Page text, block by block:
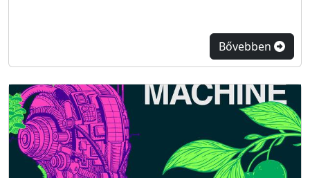
Bővebben